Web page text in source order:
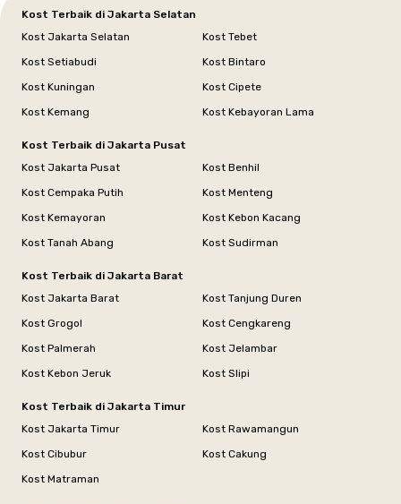
Kost Terbaik di Jakarta Selatan
Kost Jakarta Selatan
Kost Tebet
Kost Setiabudi
Kost Bintaro
Kost Kuningan
Kost Cipete
Kost Kemang
Kost Kebayoran Lama
Kost Terbaik di Jakarta Pusat
Kost Jakarta Pusat
Kost Benhil
Kost Cempaka Putih
Kost Menteng
Kost Kemayoran
Kost Kebon Kacang
Kost Tanah Abang
Kost Sudirman
Kost Terbaik di Jakarta Barat
Kost Jakarta Barat
Kost Tanjung Duren
Kost Grogol
Kost Cengkareng
Kost Palmerah
Kost Jelambar
Kost Kebon Jeruk
Kost Slipi
Kost Terbaik di Jakarta Timur
Kost Jakarta Timur
Kost Rawamangun
Kost Cibubur
Kost Cakung
Kost Matraman